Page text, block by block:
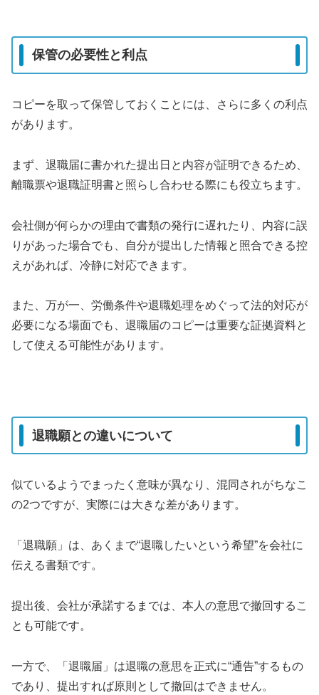
保管の必要性と利点
コピーを取って保管しておくことには、さらに多くの利点
があります。
まず、退職届に書かれた提出日と内容が証明できるため、
離職票や退職証明書と照らし合わせる際にも役立ちます。
会社側が何らかの理由で書類の発行に遅れたり、内容に誤
りがあった場合でも、自分が提出した情報と照合できる控
えがあれば、冷静に対応できます。
また、万が一、労働条件や退職処理をめぐって法的対応が
必要になる場面でも、退職届のコピーは重要な証拠資料と
して使える可能性があります。
退職願との違いについて
似ているようでまったく意味が異なり、混同されがちなこ
の2つですが、実際には大きな差があります。
「退職願」は、あくまで“退職したいという希望”を会社に
伝える書類です。
提出後、会社が承諾するまでは、本人の意思で撤回するこ
とも可能です。
一方で、「退職届」は退職の意思を正式に“通告”するもの
であり、提出すれば原則として撤回はできません。